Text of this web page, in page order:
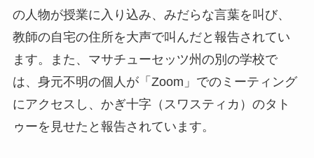
の人物が授業に入り込み、みだらな言葉を叫び、
教師の自宅の住所を大声で叫んだと報告されてい
ます。また、マサチューセッツ州の別の学校で
は、身元不明の個人が「Zoom」でのミーティング
にアクセスし、かぎ十字（スワスティカ）のタト
ゥーを見せたと報告されています。